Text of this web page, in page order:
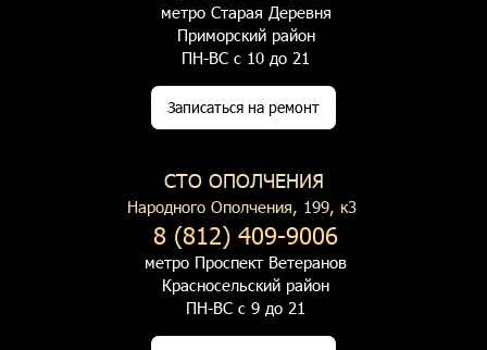
метро Старая Деревня
Приморский район
ПН-ВС с 10 до 21
Записаться на ремонт
СТО ОПОЛЧЕНИЯ
Народного Ополчения, 199, к3
8 (812) 409-9006
метро Проспект Ветеранов
Красносельский район
ПН-ВС с 9 до 21